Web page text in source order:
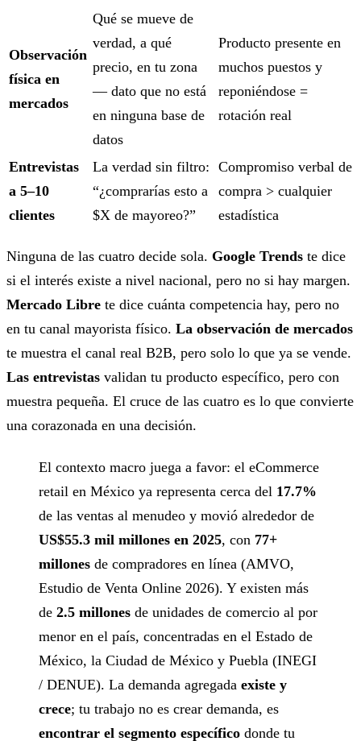
Observación
física en
mercados
Qué se mueve de
verdad, a qué
precio, en tu zona
— dato que no está
en ninguna base de
datos
Producto presente en
muchos puestos y
reponiéndose =
rotación real
Entrevistas
a 5–10
clientes
La verdad sin filtro:
“¿comprarías esto a
$X de mayoreo?”
Compromiso verbal de
compra > cualquier
estadística
Ninguna de las cuatro decide sola. Google Trends te dice
si el interés existe a nivel nacional, pero no si hay margen.
Mercado Libre te dice cuánta competencia hay, pero no
en tu canal mayorista físico. La observación de mercados
te muestra el canal real B2B, pero solo lo que ya se vende.
Las entrevistas validan tu producto específico, pero con
muestra pequeña. El cruce de las cuatro es lo que convierte
una corazonada en una decisión.
El contexto macro juega a favor: el eCommerce
retail en México ya representa cerca del 17.7%
de las ventas al menudeo y movió alrededor de
US$55.3 mil millones en 2025, con 77+
millones de compradores en línea (AMVO,
Estudio de Venta Online 2026). Y existen más
de 2.5 millones de unidades de comercio al por
menor en el país, concentradas en el Estado de
México, la Ciudad de México y Puebla (INEGI
/ DENUE). La demanda agregada existe y
crece; tu trabajo no es crear demanda, es
encontrar el segmento específico donde tu